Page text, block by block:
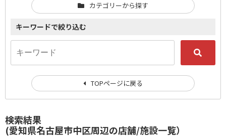
検索結果
(愛知県名古屋市中区周辺の店舗/施設一覧）
カテゴリーから探す
キーワードで絞り込む
TOPページに戻る